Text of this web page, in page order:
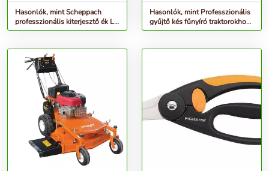
Hasonlók, mint Scheppach
professzionális kiterjesztő ék LF
100 / HL 1200 / HL 1500-hoz
Hasonlók, mint Professzionális
gyűjtő kés fűnyíró traktorokhoz
Riwall PRO, 46 cm...